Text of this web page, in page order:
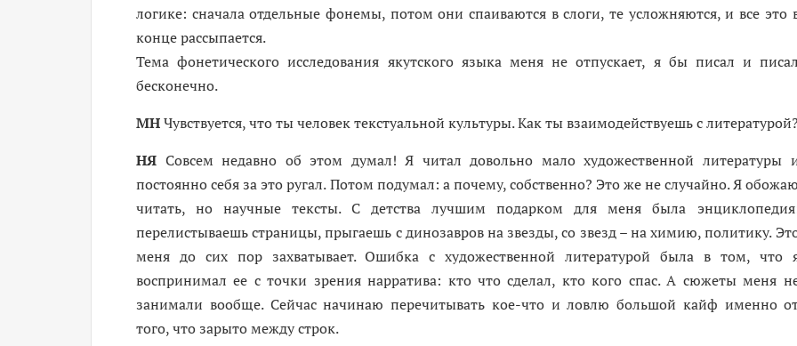
логике: сначала отдельные фонемы, потом они спаиваются в слоги, те усложняются, и все это
конце рассыпается.
Тема фонетического исследования якутского языка меня не отпускает, я бы писал и
бесконечно.
МНЧувствуется, что ты человек текстуальной культуры. Как ты взаимодействуешь с
НЯ Совсем недавно об этом думал! Я читал довольно мало художественной литературы
постоянно себя за это ругал. Потом подумал: а почему, собственно? Это же не случайно. Я
читать, но научные тексты. С детства лучшим подарком для меня была
перелистываешь страницы, прыгаешь с динозавров на звезды, со звезд – на химию, политику.
меня до сих пор захватывает. Ошибка с художественной литературой была в том, что
воспринимал ее с точки зрения нарратива: кто что сделал, кто кого спас. А сюжеты меня
занимали вообще. Сейчас начинаю перечитывать кое-что и ловлю большой кайф именно
того, что зарыто между строк.